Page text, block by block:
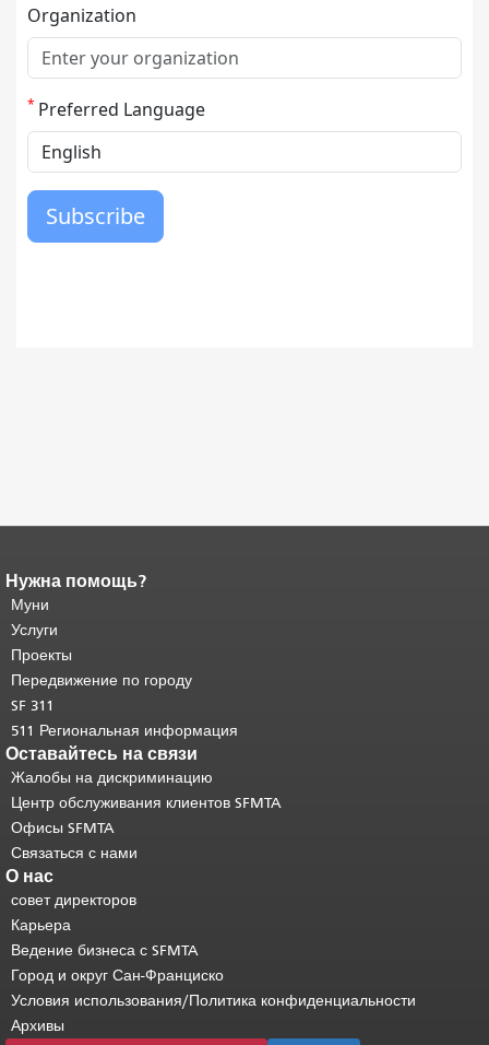
Конец содержимого
страницы.
страницы повторяется на каждой
странице.
основного содержимого .
Нужна помощь?
Муни
Услуги
Проекты
Передвижение по городу
SF 311
511 Региональная информация
Оставайтесь на связи
Жалобы на дискриминацию
Центр обслуживания клиентов SFMTA
Офисы SFMTA
Связаться с нами
О нас
совет директоров
Карьера
Ведение бизнеса с SFMTA
Город и округ Сан-Франциско
Условия использования/Политика конфиденциальности
Архивы